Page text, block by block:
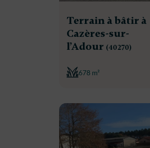
Terrain à bâtir à
Cazères-sur-
l’Adour (40270)
678 m²